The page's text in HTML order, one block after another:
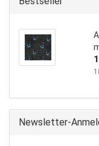
Newsletter-